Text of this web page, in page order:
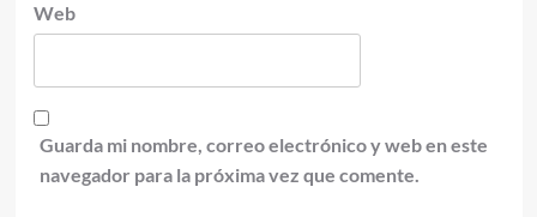
Web
Guarda mi nombre, correo electrónico y web en este
navegador para la próxima vez que comente.